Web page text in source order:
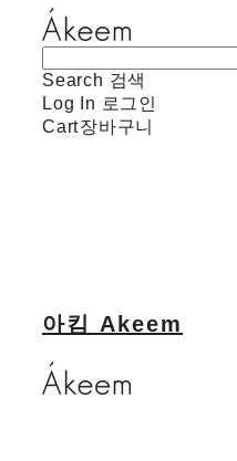
Search 검색
Log In 로그인
Cart장바구니
아킴 Akeem